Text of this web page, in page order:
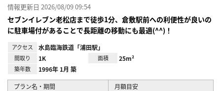
情報更新日 2026/08/09 09:54
セブンイレブン老松店まで徒歩1分、倉敷駅前への利便性が良いの
に駐車場付があることで長距離の移動にも最適(^^)！
アクセス 水島臨海鉄道「浦田駅」
間取り 1K 面積 25m²
築年数 1996年 1月 築
プラン名・期間 月額目安